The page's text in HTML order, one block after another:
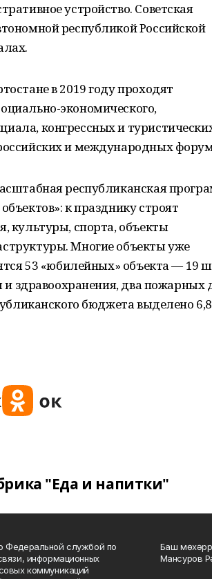
устройство. Советская
республикой Российской
в 2019 году проходят
экономического,
конгрессных и
и международных
республиканская
к празднику строят
культуры, спорта, объекты
Многие объекты уже
53 «юбилейных» объекта — 19
и здравоохранения, два пожарных
бюджета выделено 6,8
"Еда и напитки"
Федеральной службой по
информационных
коммуникаций
Баш
Мансуров